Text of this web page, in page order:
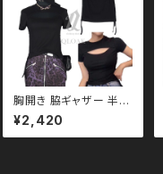
胸開き 脇ギャザー 半袖
ショート トップス qto1
10065 モノトーン ブ
ラックコーデ 黒コーデ
¥2,420